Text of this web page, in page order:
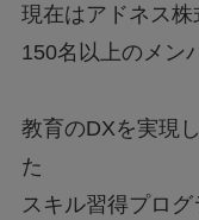
現在はアドネス株
150名以上のメン
教育のDXを実現
た
スキル習得プログ